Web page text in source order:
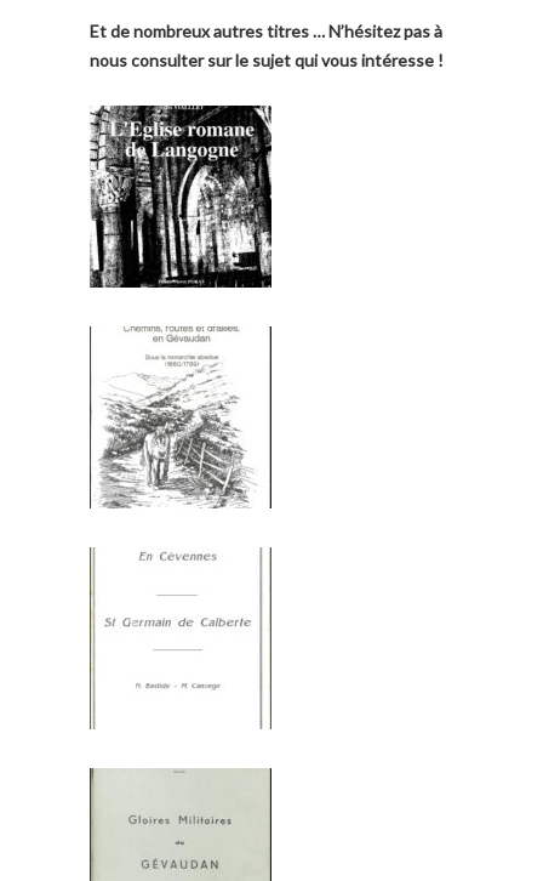
Et de nombreux autres titres … N’hésitez pas à
nous consulter sur le sujet qui vous intéresse !